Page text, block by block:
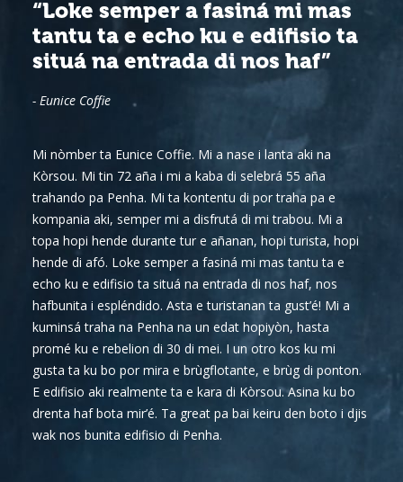
“Loke semper a fasiná mi mas
tantu ta e echo ku e edifisio ta
situá na entrada di nos haf”
- Eunice Coffie
Mi nòmber ta Eunice Coffie. Mi a nase i lanta aki na
Kòrsou. Mi tin 72 aña i mi a kaba di selebrá 55 aña
trahando pa Penha. Mi ta kontentu di por traha pa e
kompania aki, semper mi a disfrutá di mi trabou. Mi a
topa hopi hende durante tur e añanan, hopi turista, hopi
hende di afó. Loke semper a fasiná mi mas tantu ta e
echo ku e edifisio ta situá na entrada di nos haf, nos
hafbunita i espléndido. Asta e turistanan ta gust’é! Mi a
kuminsá traha na Penha na un edat hopiyòn, hasta
promé ku e rebelion di 30 di mei. I un otro kos ku mi
gusta ta ku bo por mira e brùgflotante, e brùg di ponton.
E edifisio aki realmente ta e kara di Kòrsou. Asina ku bo
drenta haf bota mir’é. Ta great pa bai keiru den boto i djis
wak nos bunita edifisio di Penha.